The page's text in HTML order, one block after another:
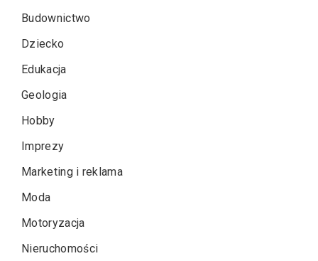
Budownictwo
Dziecko
Edukacja
Geologia
Hobby
Imprezy
Marketing i reklama
Moda
Motoryzacja
Nieruchomości